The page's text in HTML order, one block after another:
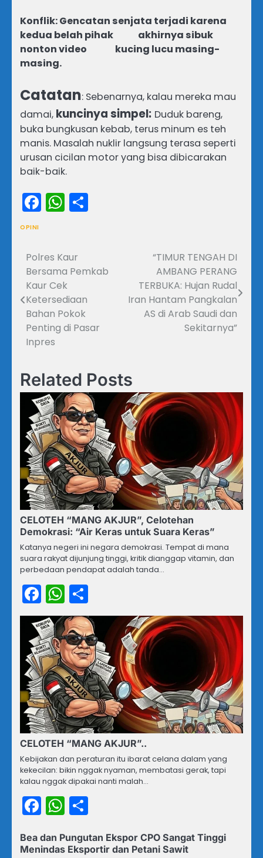
Konflik: Gencatan senjata terjadi karena
kedua belah pihak akhirnya sibuk
nonton video kucing lucu masing-
masing.
Catatan: Sebenarnya, kalau mereka mau
damai, kuncinya simpel: Duduk bareng,
buka bungkusan kebab, terus minum es teh
manis. Masalah nuklir langsung terasa seperti
urusan cicilan motor yang bisa dibicarakan
baik-baik.
Facebook
WhatsApp
OPINI
Navigasi
pos
Polres Kaur
Bersama Pemkab
Kaur Cek
Ketersediaan
Bahan Pokok
Penting di Pasar
Inpres
“TIMUR TENGAH DI
AMBANG PERANG
TERBUKA: Hujan Rudal
Iran Hantam Pangkalan
AS di Arab Saudi dan
Sekitarnya”
Related Posts
CELOTEH “MANG AKJUR”, Celotehan
Demokrasi: “Air Keras untuk Suara Keras”
Katanya negeri ini negara demokrasi. Tempat di mana
suara rakyat dijunjung tinggi, kritik dianggap vitamin, dan
perbedaan pendapat adalah tanda…
Facebook
WhatsApp
CELOTEH “MANG AKJUR”..
Kebijakan dan peraturan itu ibarat celana dalam yang
kekecilan: bikin nggak nyaman, membatasi gerak, tapi
kalau nggak dipakai nanti malah…
Facebook
WhatsApp
Bea dan Pungutan Ekspor CPO Sangat Tinggi
Menindas Eksportir dan Petani Sawit